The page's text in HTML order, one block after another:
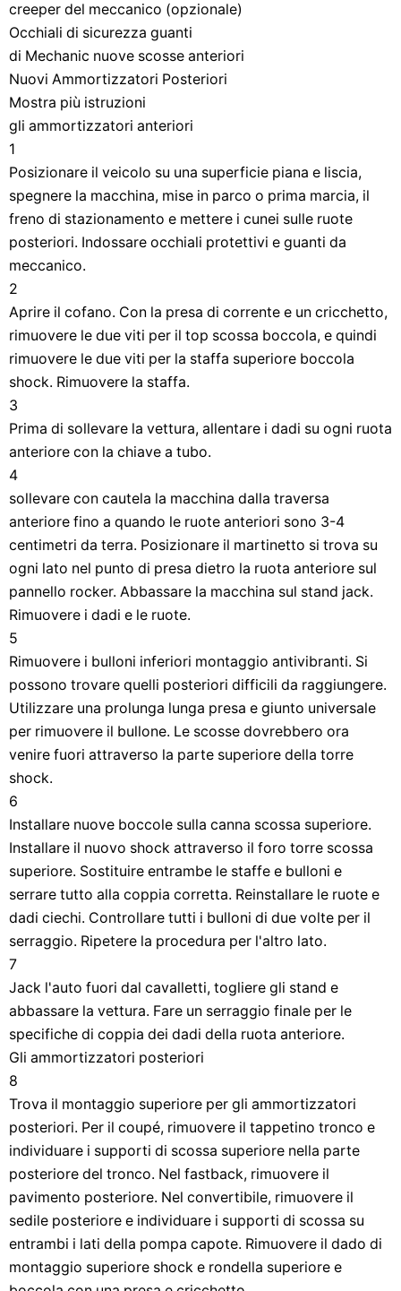
creeper del meccanico (opzionale)
Occhiali di sicurezza guanti
di Mechanic nuove scosse anteriori
Nuovi Ammortizzatori Posteriori
Mostra più istruzioni
gli ammortizzatori anteriori
1
Posizionare il veicolo su una superficie piana e liscia,
spegnere la macchina, mise in parco o prima marcia, il
freno di stazionamento e mettere i cunei sulle ruote
posteriori. Indossare occhiali protettivi e guanti da
meccanico.
2
Aprire il cofano. Con la presa di corrente e un cricchetto,
rimuovere le due viti per il top scossa boccola, e quindi
rimuovere le due viti per la staffa superiore boccola
shock. Rimuovere la staffa.
3
Prima di sollevare la vettura, allentare i dadi su ogni ruota
anteriore con la chiave a tubo.
4
sollevare con cautela la macchina dalla traversa
anteriore fino a quando le ruote anteriori sono 3-4
centimetri da terra. Posizionare il martinetto si trova su
ogni lato nel punto di presa dietro la ruota anteriore sul
pannello rocker. Abbassare la macchina sul stand jack.
Rimuovere i dadi e le ruote.
5
Rimuovere i bulloni inferiori montaggio antivibranti. Si
possono trovare quelli posteriori difficili da raggiungere.
Utilizzare una prolunga lunga presa e giunto universale
per rimuovere il bullone. Le scosse dovrebbero ora
venire fuori attraverso la parte superiore della torre
shock.
6
Installare nuove boccole sulla canna scossa superiore.
Installare il nuovo shock attraverso il foro torre scossa
superiore. Sostituire entrambe le staffe e bulloni e
serrare tutto alla coppia corretta. Reinstallare le ruote e
dadi ciechi. Controllare tutti i bulloni di due volte per il
serraggio. Ripetere la procedura per l'altro lato.
7
Jack l'auto fuori dal cavalletti, togliere gli stand e
abbassare la vettura. Fare un serraggio finale per le
specifiche di coppia dei dadi della ruota anteriore.
Gli ammortizzatori posteriori
8
Trova il montaggio superiore per gli ammortizzatori
posteriori. Per il coupé, rimuovere il tappetino tronco e
individuare i supporti di scossa superiore nella parte
posteriore del tronco. Nel fastback, rimuovere il
pavimento posteriore. Nel convertibile, rimuovere il
sedile posteriore e individuare i supporti di scossa su
entrambi i lati della pompa capote. Rimuovere il dado di
montaggio superiore shock e rondella superiore e